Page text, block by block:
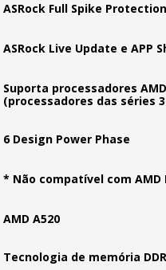
ASRock Full Spike
ASRock Live Update e APP
Suporta processadores
(processadores das séries
6 Design Power Phase
* Não compatível com AMD
AMD A520
Tecnologia de memória